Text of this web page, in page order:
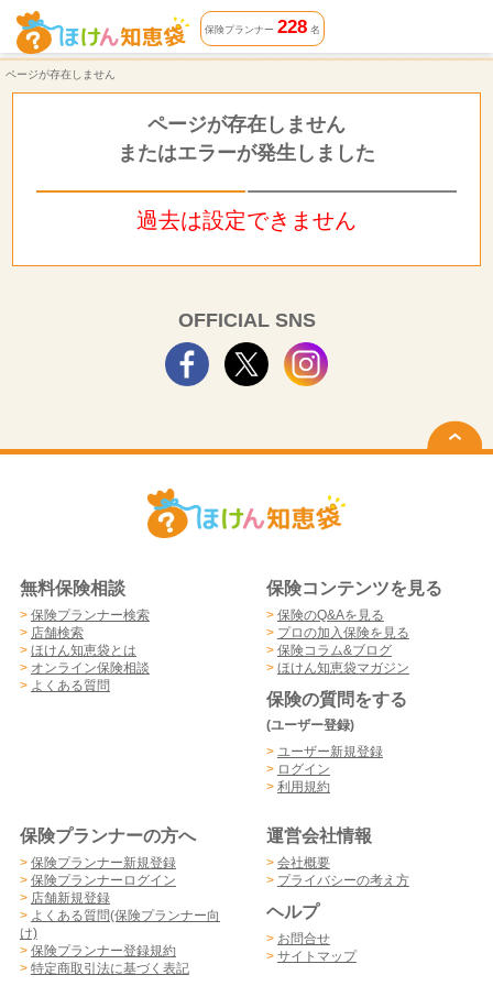
ページが存在しません | ほけん知恵袋
保険プランナー 228名
ページが存在しません
ページが存在しません
またはエラーが発生しました
過去は設定できません
OFFICIAL SNS
無料保険相談
> 保険プランナー検索
> 店舗検索
> ほけん知恵袋とは
> オンライン保険相談
> よくある質問
保険コンテンツを見る
> 保険のQ&Aを見る
> プロの加入保険を見る
> 保険コラム&ブログ
> ほけん知恵袋マガジン
保険の質問をする
(ユーザー登録)
> ユーザー新規登録
> ログイン
> 利用規約
保険プランナーの方へ
> 保険プランナー新規登録
> 保険プランナーログイン
> 店舗新規登録
> よくある質問(保険プランナー向
け)
> 保険プランナー登録規約
> 特定商取引法に基づく表記
運営会社情報
> 会社概要
> プライバシーの考え方
ヘルプ
> お問合せ
> サイトマップ